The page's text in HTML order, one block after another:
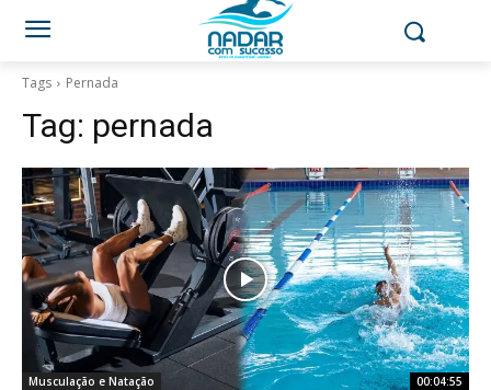
Tags Pernada
Tag: pernada
Musculação e Natação 00:04:55